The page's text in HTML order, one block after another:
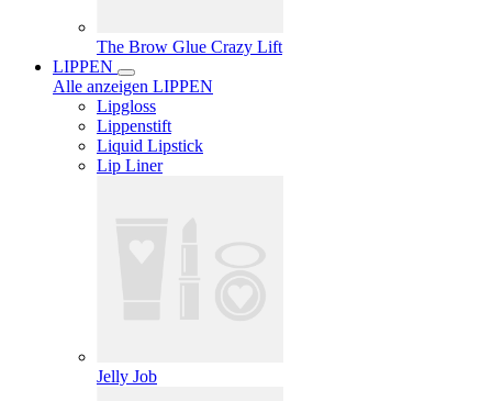
The Brow Glue Crazy Lift
LIPPEN
Alle anzeigen LIPPEN
Lipgloss
Lippenstift
Liquid Lipstick
Lip Liner
Jelly Job